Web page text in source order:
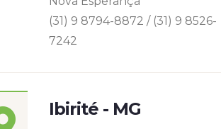
(31) 9 8794-8872 / (31) 9 8526-
7242
Ibirité - MG